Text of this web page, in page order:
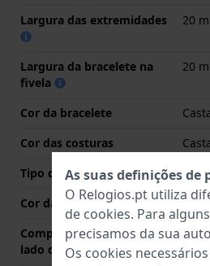
Largura das extremidades 20
Largura da bracelete na
fivela
20
Cor da bracelete
Cor das costuras
Tipo de Fecho
Cor da fivela
Ouro
Comprimento de banda no
lado das 12 horas
80
As suas definições de
O Relogios.pt utiliza
de cookies. Para
precisamos da sua
Os cookies necessários